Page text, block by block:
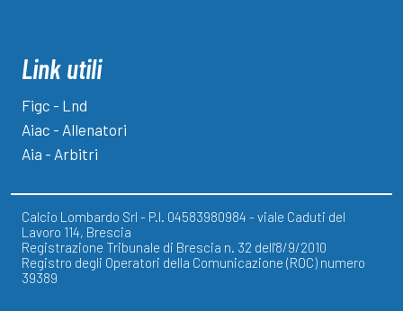
Link utili
Figc - Lnd
Aiac - Allenatori
Aia - Arbitri
Calcio Lombardo Srl - P.I. 04583980984 - viale Caduti del
Lavoro 114, Brescia
Registrazione Tribunale di Brescia n. 32 dell'8/9/2010
Registro degli Operatori della Comunicazione (ROC) numero
39389